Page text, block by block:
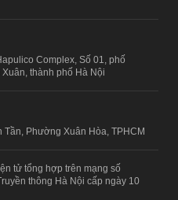
Complex, Số 01, phố
thành phố Hà Nội
Tần, Phường Xuân Hòa, TPHCM
tử tổng hợp trên mạng số
thông Hà Nội cấp ngày 10